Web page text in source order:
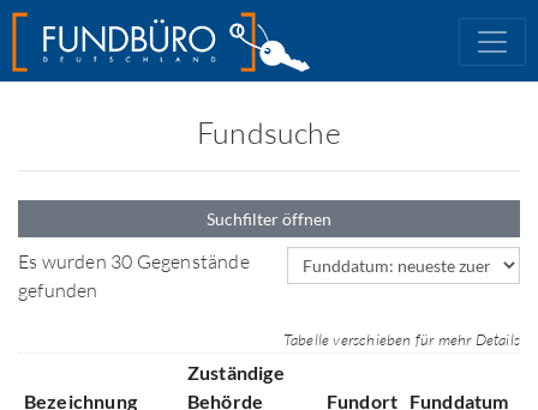
Fundsuche
Suchfilter öffnen
Es wurden 30 Gegenstände
gefunden
Sortierfeld
Tabelle verschieben für mehr Details
Bezeichnung
Zuständige
Behörde
Fundort Funddatum